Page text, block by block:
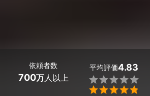
依頼者数
700万人以上
平均評価4.83

